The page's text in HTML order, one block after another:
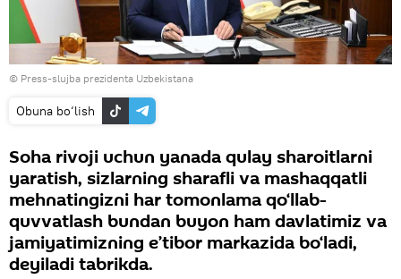
© Press-slujba prezidenta Uzbekistana
Obuna bo‘lish
Soha rivoji uchun yanada qulay sharoitlarni
yaratish, sizlarning sharafli va mashaqqatli
mehnatingizni har tomonlama qo‘llab-
quvvatlash bundan buyon ham davlatimiz va
jamiyatimizning e’tibor markazida bo‘ladi,
deyiladi tabrikda.